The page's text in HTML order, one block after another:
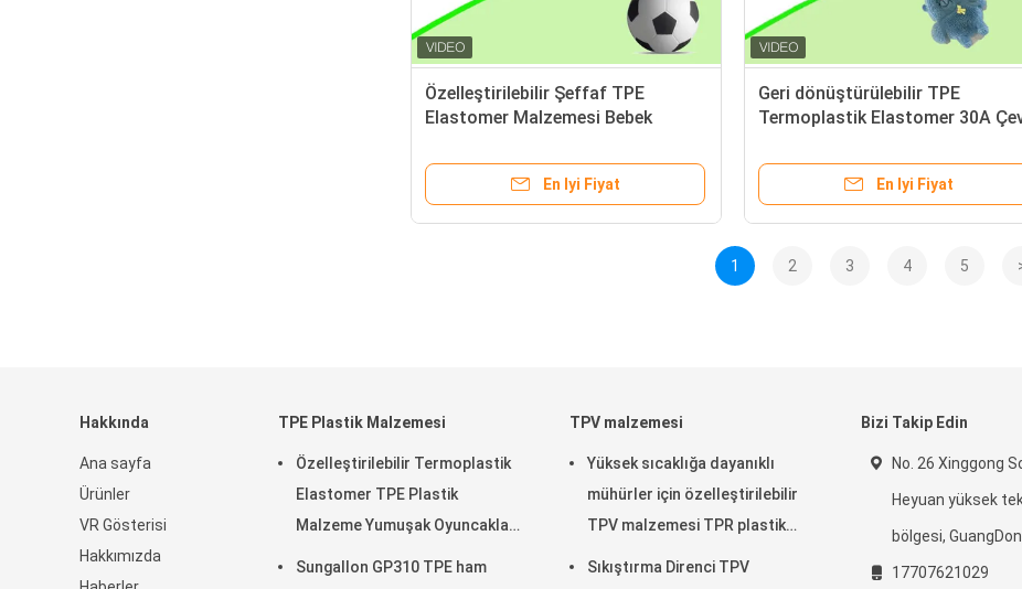
Özelleştirilebilir Şeffaf TPE
Elastomer Malzemesi Bebek
En Iyi Fiyat
Geri dönüştürülebilir TPE
Termoplastik Elastomer 30A
En Iyi Fiyat
1 2 3 4 5
Hakkında
Ana sayfa
Ürünler
VR Gösterisi
Hakkımızda
TPE Plastik Malzemesi
Özelleştirilebilir Termoplastik
Elastomer TPE Plastik
Malzeme Yumuşak Oyuncaklar
Sungallon GP310 TPE ham
TPV malzemesi
Yüksek sıcaklığa dayanıklı
mühürler için özelleştirilebilir
TPV malzemesi TPR plastik
Sıkıştırma Direnci TPV
Bizi Takip Edin
No. 26 Xinggong
Heyuan yüksek
bölgesi,
17707621029